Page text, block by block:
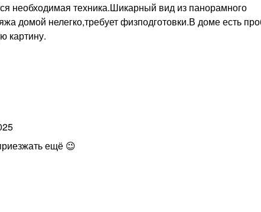
необходимая техника.Шикарный вид из панорамного
домой нелегко,требует физподготовки.В доме есть
картину.
ещё 😉